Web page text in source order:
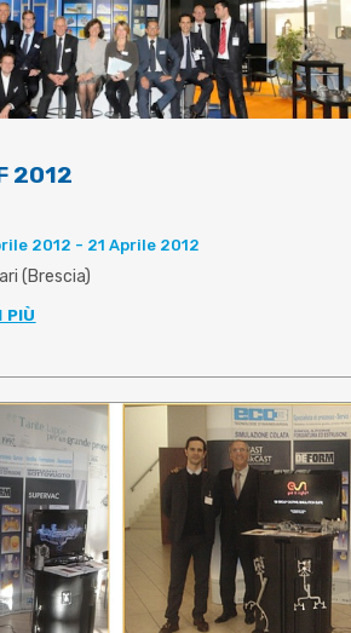
2012
2012 - 21 Aprile 2012
(Brescia)
PIÙ